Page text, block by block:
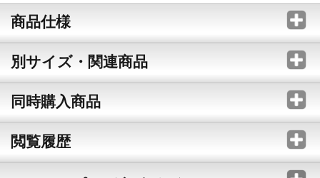
商品仕様
別サイズ・関連商品
同時購入商品
閲覧履歴